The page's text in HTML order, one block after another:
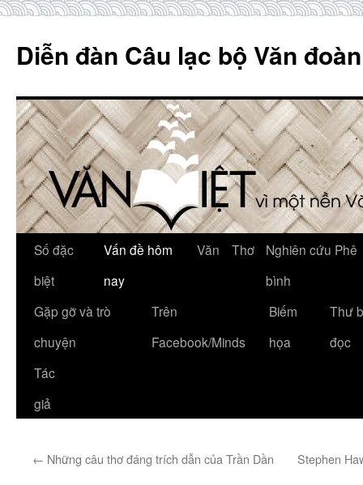
content
Diễn đàn Câu lạc bộ Văn
Số đặc
biệt
Vấn đề hôm
nay
Văn Thơ
Nghiên cứu Phê
bình
Gặp gỡ và trò
chuyện
Trên
Facebook/Minds
Biếm
họa
Thư
đọc
Tác
giả
← Những câu thơ đáng trích dẫn của Trần Dần Stephen